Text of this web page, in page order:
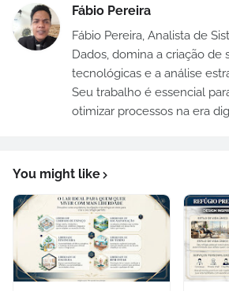
Fábio Pereira
Fábio Pereira, Analista de
Dados, domina a criação de
tecnológicas e a análise
Seu trabalho é essencial
otimizar processos na era
You might like